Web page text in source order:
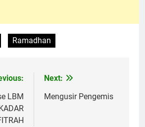
Ramadhan
LBM
Next:
Mengusir Pengemis